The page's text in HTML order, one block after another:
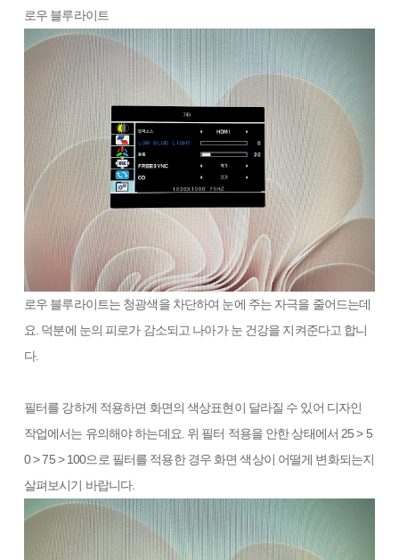
로우 블루라이트
로우 블루라이트는 청광색을 차단하여 눈에 주는 자극을 줄어드는데
요. 덕분에 눈의 피로가 감소되고 나아가 눈 건강을 지켜준다고 합니
다.
필터를 강하게 적용하면 화면의 색상표현이 달라질 수 있어 디자인
작업에서는 유의해야 하는데요. 위 필터 적용을 안한 상태에서 25 > 5
0 > 75 > 100으로 필터를 적용한 경우 화면 색상이 어떨게 변화되는지
살펴보시기 바랍니다.